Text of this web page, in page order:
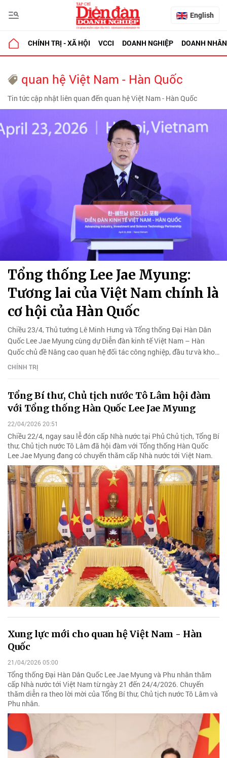
English
CHÍNH TRỊ - XÃ HỘI VCCI DOANH NGHIỆP DOANH NHÂN
quan hệ Việt Nam - Hàn Quốc
Tin tức cập nhật liên quan đến quan hệ Việt Nam - Hàn Quốc
Tổng thống Lee Jae Myung:
Tương lai của Việt Nam chính là
cơ hội của Hàn Quốc
Chiều 23/4, Thủ tướng Lê Minh Hưng và Tổng thống Đại Hàn Dân
Quốc Lee Jae Myung cùng dự Diễn đàn kinh tế Việt Nam – Hàn
Quốc chủ đề Nâng cao quan hệ đối tác công nghiệp, đầu tư và khoa
học công nghệ.
CHÍNH TRỊ
Tổng Bí thư, Chủ tịch nước Tô Lâm hội đàm
với Tổng thống Hàn Quốc Lee Jae Myung
22/04/2026 20:51
Chiều 22/4, ngay sau lễ đón cấp Nhà nước tại Phủ Chủ tịch, Tổng Bí
thư, Chủ tịch nước Tô Lâm đã hội đàm với Tổng thống Hàn Quốc
Lee Jae Myung đang có chuyến thăm cấp Nhà nước tới Việt Nam.
Xung lực mới cho quan hệ Việt Nam - Hàn
Quốc
21/04/2026 05:00
Tổng thống Đại Hàn Dân Quốc Lee Jae Myung và Phu nhân thăm
cấp Nhà nước tới Việt Nam từ ngày 21 đến 24/4/2026. Chuyến
thăm diễn ra theo lời mời của Tổng Bí thư, Chủ tịch nước Tô Lâm và
Phu nhân.